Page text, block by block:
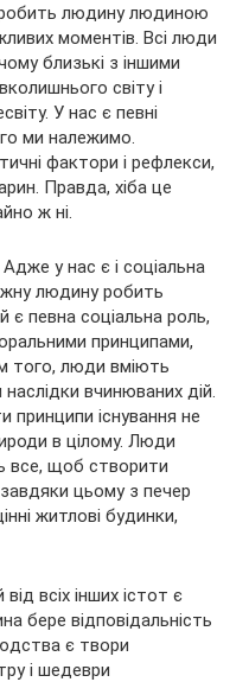
людину людиною
моментів. Всі люди
близькі з іншими
світу і
У нас є певні
ми належимо.
фактори і рефлекси,
Правда, хіба це
ж ні.
у нас є і соціальна
людину робить
є певна соціальна роль,
принципами,
того, люди вміють
вчинюваних дій.
принципи існування не
в цілому. Люди
все, щоб створити
цьому з печер
житлові будинки,
всіх інших істот є
бере відповідальність
є твори
і шедеври